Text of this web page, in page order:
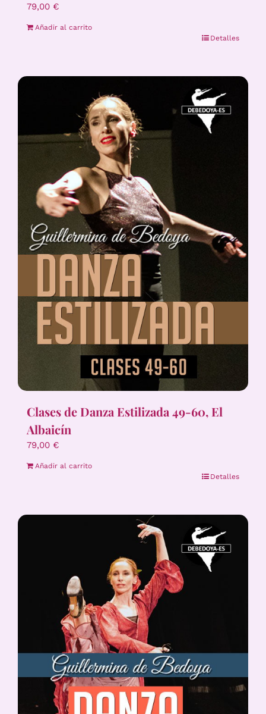
79,00 €
Añadir al carrito
Detalles
Clases de Danza Estilizada 49-60, El
Albaicín
79,00 €
Añadir al carrito
Detalles